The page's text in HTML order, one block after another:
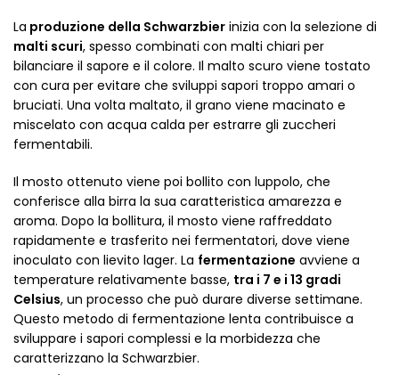
La produzione della Schwarzbier inizia con la selezione di
malti scuri, spesso combinati con malti chiari per
bilanciare il sapore e il colore. Il malto scuro viene tostato
con cura per evitare che sviluppi sapori troppo amari o
bruciati. Una volta maltato, il grano viene macinato e
miscelato con acqua calda per estrarre gli zuccheri
fermentabili.
Il mosto ottenuto viene poi bollito con luppolo, che
conferisce alla birra la sua caratteristica amarezza e
aroma. Dopo la bollitura, il mosto viene raffreddato
rapidamente e trasferito nei fermentatori, dove viene
inoculato con lievito lager. La fermentazione avviene a
temperature relativamente basse, tra i 7 e i 13 gradi
Celsius, un processo che può durare diverse settimane.
Questo metodo di fermentazione lenta contribuisce a
sviluppare i sapori complessi e la morbidezza che
caratterizzano la Schwarzbier.